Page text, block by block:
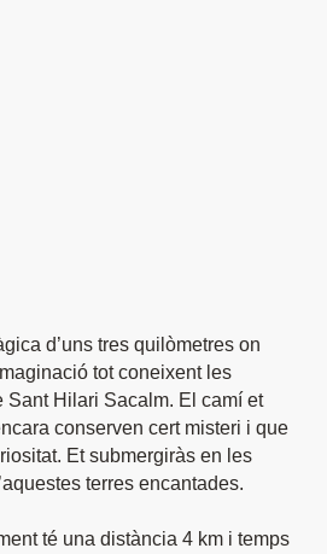
d’uns tres quilòmetres on
tot coneixent les
Sant Hilari Sacalm. El camí et
conserven cert misteri i que
Et submergiràs en les
terres encantades.
té una distància 4 km i temps